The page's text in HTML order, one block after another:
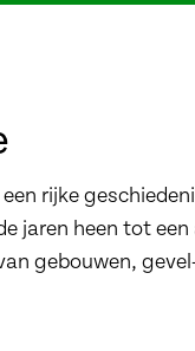
rijke
jaren heen tot
gebouwen,